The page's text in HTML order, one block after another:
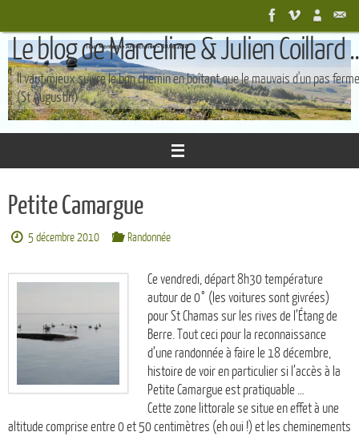
contenu
Le blog de Marceline & Julien Coillard
Il vaut mieux suivre le bon chemin en boîtant que le mauvais d'un pas ferme
(St Augustin)
Petite Camargue
5 décembre 2010 Randonnée
Ce vendredi, départ 8h30 température
autour de 0° (les voitures sont givrées)
pour St Chamas sur les rives de l’Étang de
Berre. Tout ceci pour la reconnaissance
d’une randonnée à faire le 18 décembre,
histoire de voir en particulier si l’accès à la
Petite Camargue est pratiquable …
Cette zone littorale se situe en effet à une
altitude comprise entre 0 et 50 centimètres (eh oui !) et les cheminements